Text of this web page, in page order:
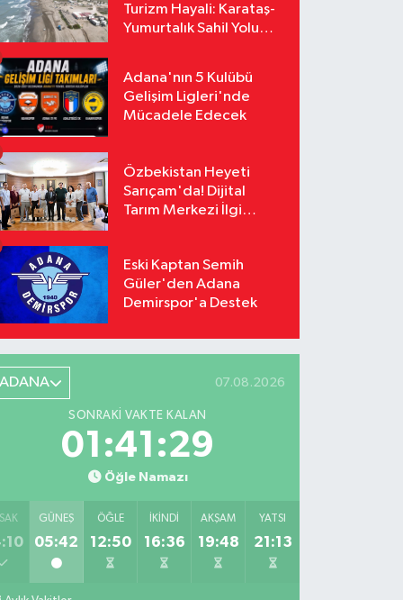
Turizm Hayali: Karataş-
Yumurtalık Sahil Yolu
Adana'nın 5 Kulübü
Gelişim Ligleri'nde
Mücadele Edecek
Özbekistan Heyeti
Sarıçam'da! Dijital
Tarım Merkezi İlgi
Eski Kaptan Semih
Güler'den Adana
Demirspor'a Destek
ADANA 07.08.2026
SONRAKI VAKTE KALAN
01:41:28
Öğle Namazı
GÜNEŞ
05:42
ÖĞLE
12:50
İKINDI
16:36
AKŞAM
19:48
YATSI
21:13